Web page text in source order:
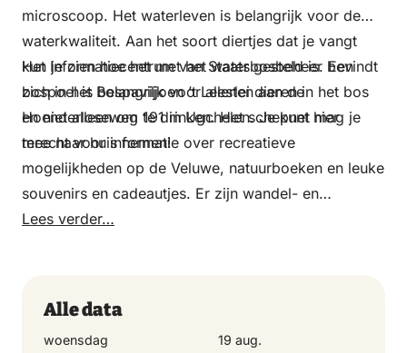
microscoop. Het waterleven is belangrijk voor de
waterkwaliteit. Aan het soort diertjes dat je vangt
kun je zien hoe het met het water gesteld is. Een
bospoel is belangrijk voor allerlei dieren in het bos
en niet alleen om te drinken. Het schepnet mag je
mee naar huis nemen!
Het Informatiecentrum van Staatsbosbeheer bevindt
zich in het Bospaviljoen ’t Leesten aan de
Hoenderloseweg 191 in Ugchelen. Je kunt hier
terecht voor informatie over recreatieve
mogelijkheden op de Veluwe, natuurboeken en leuke
souvenirs en cadeautjes. Er zijn wandel- en
fietskaarten te koop en het is een uitstekend
goed toegankelijk voor mindervaliden.
Lees verder…
Alle data
woensdag
19 aug.